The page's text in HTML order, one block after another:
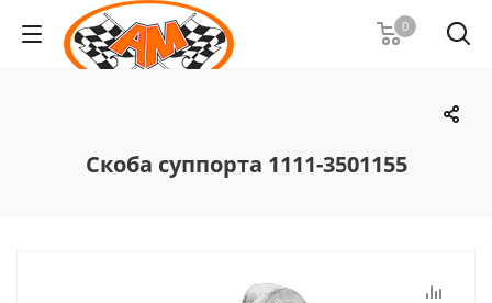
0
Скоба суппорта 1111-3501155